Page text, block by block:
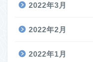
2022年3月
2022年2月
2022年1月